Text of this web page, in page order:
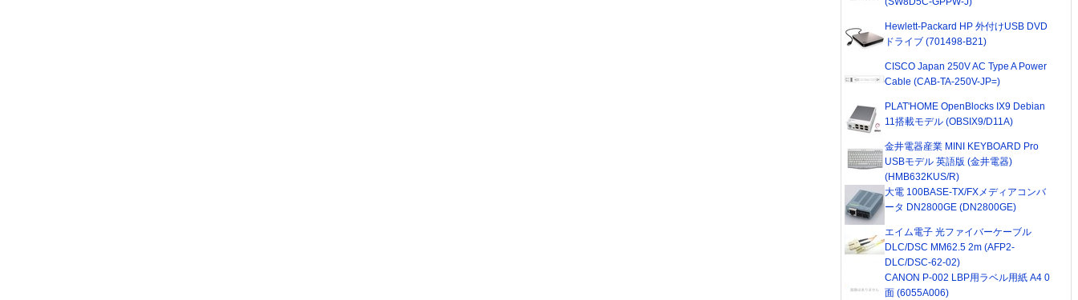
Hewlett-Packard HP 外付けUSB DVD
ドライブ (701498-B21)
CISCO Japan 250V AC Type A Power
Cable (CAB-TA-250V-JP=)
PLAT'HOME OpenBlocks IX9 Debian
11搭載モデル (OBSIX9/D11A)
金井電器産業 MINI KEYBOARD Pro
USBモデル 英語版 (金井電器)
(HMB632KUS/R)
大電 100BASE-TX/FXメディアコンバ
ータ DN2800GE (DN2800GE)
エイム電子 光ファイバーケーブル
DLC/DSC MM62.5 2m (AFP2-
DLC/DSC-62-02)
CANON P-002 LBP用ラベル用紙 A4 0
面 (6055A006)